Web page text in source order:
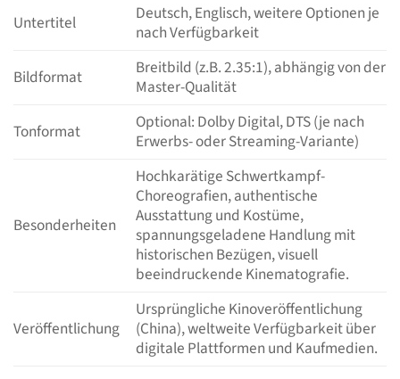
Untertitel
Deutsch, Englisch, weitere Optionen je
nach Verfügbarkeit
Bildformat
Breitbild (z.B. 2.35:1), abhängig von der
Master-Qualität
Tonformat
Optional: Dolby Digital, DTS (je nach
Erwerbs- oder Streaming-Variante)
Besonderheiten
Hochkarätige Schwertkampf-
Choreografien, authentische
Ausstattung und Kostüme,
spannungsgeladene Handlung mit
historischen Bezügen, visuell
beeindruckende Kinematografie.
Veröffentlichung
Ursprüngliche Kinoveröffentlichung
(China), weltweite Verfügbarkeit über
digitale Plattformen und Kaufmedien.